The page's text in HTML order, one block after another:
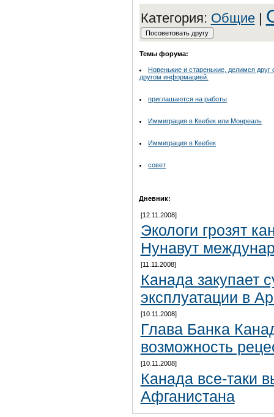
Категория: Общие|
Темы форума:
Новенькие и старенькие, делимся друг
другом информацией.
приглашаются на работы
Иммиграция в Квебек или Монреаль
Иммиграция в Квебек
совет
Дневник:
[12.11.2008]
Экологи грозят
Нунавут
[11.11.2008]
Канада закупает
эксплуатации в
[10.11.2008]
Глава Банка
возможность
[10.11.2008]
Канада все-таки
Афганистана